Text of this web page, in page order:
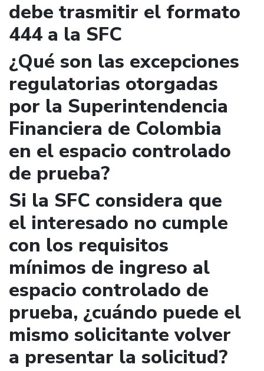
debe trasmitir el formato
444 a la SFC
¿Qué son las excepciones
regulatorias otorgadas
por la Superintendencia
Financiera de Colombia
en el espacio controlado
de prueba?
Si la SFC considera que
el interesado no cumple
con los requisitos
mínimos de ingreso al
espacio controlado de
prueba, ¿cuándo puede el
mismo solicitante volver
a presentar la solicitud?